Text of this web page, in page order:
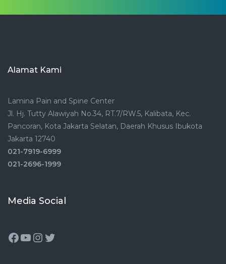
Alamat Kami
Lamina Pain and Spine Center
Jl. Hj. Tutty Alawiyah No.34, RT.7/RW.5, Kalibata, Kec.
Pancoran, Kota Jakarta Selatan, Daerah Khusus Ibukota
Jakarta 12740
021-7919-6999
021-2696-1999
Media Social